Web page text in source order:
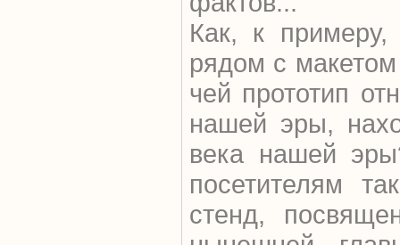
Как, к примеру,
рядом с макетом
чей прототип
нашей эры,
века нашей
посетителям
стенд,